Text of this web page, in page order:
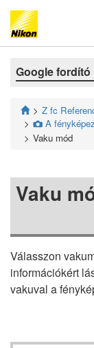
Google fordító
Z fc
C A
Vaku mód
Vaku
Válasszon
információkért
vakuval a